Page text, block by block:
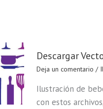
Descargar
Deja un comentario /
Ilustración de
con estos